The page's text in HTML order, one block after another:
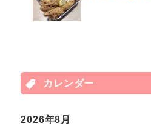
カレンダー
2026年8月